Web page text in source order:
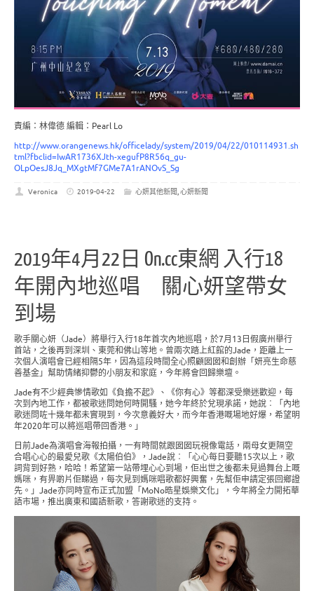
責編：林偉德 編輯：Pearl Lo
http://www.orangenews.hk/officelady/system/2019/04/22/010114931.sh
tml?fbclid=IwAR1736XJth-xegufP8R56q_gu-
OLpOesJ8Jq_MXgtMf7GMe7A1rANOvS_Sg
Veronica 2019-04-22 心妍其他新聞,心妍新聞
2019年4月22日 On.cc東網 入行18
年開內地巡唱 關心妍望帶女
到場
歌手關心妍（Jade）將舉行入行18年首次內地巡唱，於7月13日假廣州舉行
首站，之後再到深圳、東莞和佛山等地。曾兩次踏上紅館的Jade，距離上一
次個人演唱會已經相隔5年，因為這段時間全心照顧囡囡和創辦「妍亮生命慈
善基金」幫助情緒抑鬱的小朋友和家庭，今年將會回歸樂壇。
Jade有不少經典慘情歌如《負擔不起》、《你有心》等都深受樂迷歡迎，每
次到內地工作，都被歌迷問她何時開騷，她今年終於兌現承諾，她說︰「內地
歌迷問咗十幾年都未實現到，今次意義好大，而今年香港嘅場地好爆，希望明
年2020年可以將巡唱帶回香港。」
日前Jade為演唱會海報拍攝，一有時間就跟囡囡玩視像電話，兩母女更隔空
合唱心心的最愛兒歌《太陽伯伯》，Jade說︰「心心每日要聽15次以上，歌
詞背到好熟，哈哈！希望第一站帶埋心心到場，佢出世之後都未見過舞台上嘅
媽咪，有畀啲片佢睇過，每次見到媽咪唱歌都好興奮，先幫佢申請定張回鄉證
先。」Jade亦同時宣布正式加盟「MoNo晧星娛樂文化」，今年將全力開拓華
語市場，推出廣東和國語新歌，答謝歌迷的支持。